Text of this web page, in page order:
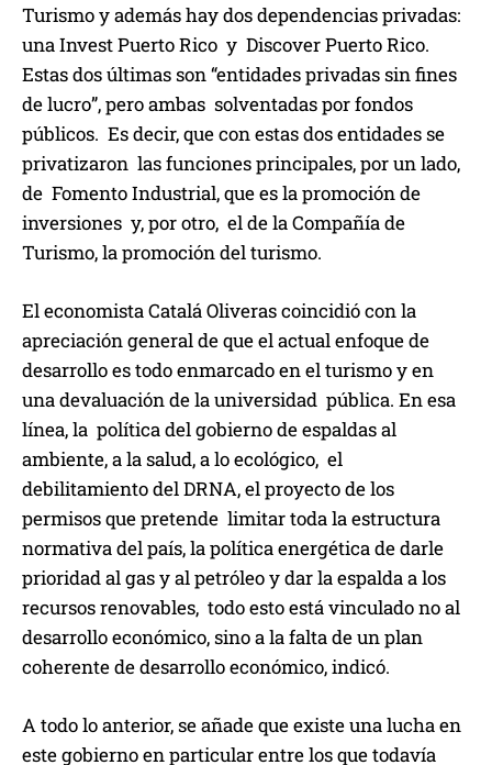
Turismo y además hay dos dependencias privadas:
una Invest Puerto Rico y Discover Puerto Rico.
Estas dos últimas son “entidades privadas sin fines
de lucro”, pero ambas solventadas por fondos
públicos. Es decir, que con estas dos entidades se
privatizaron las funciones principales, por un lado,
de Fomento Industrial, que es la promoción de
inversiones y, por otro, el de la Compañía de
Turismo, la promoción del turismo.
El economista Catalá Oliveras coincidió con la
apreciación general de que el actual enfoque de
desarrollo es todo enmarcado en el turismo y en
una devaluación de la universidad pública. En esa
línea, la política del gobierno de espaldas al
ambiente, a la salud, a lo ecológico, el
debilitamiento del DRNA, el proyecto de los
permisos que pretende limitar toda la estructura
normativa del país, la política energética de darle
prioridad al gas y al petróleo y dar la espalda a los
recursos renovables, todo esto está vinculado no al
desarrollo económico, sino a la falta de un plan
coherente de desarrollo económico, indicó.
A todo lo anterior, se añade que existe una lucha en
este gobierno en particular entre los que todavía